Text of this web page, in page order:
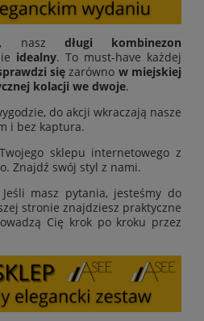
nasz długi kombinezon
idealny. To must-have każdej
się zarówno w miejskiej
kolacji we dwoje.
do akcji wkraczają nasze
i bez kaptura.
sklepu internetowego z
Znajdź swój styl z nami.
masz pytania, jesteśmy do
stronie znajdziesz praktyczne
Cię krok po kroku przez